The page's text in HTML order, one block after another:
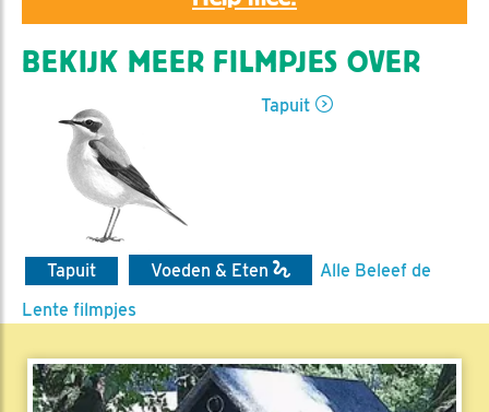
BEKIJK MEER FILMPJES OVER
Tapuit
Tapuit Voeden & Eten
Alle Beleef de
Lente filmpjes